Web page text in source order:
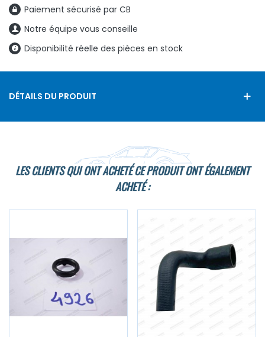
Paiement sécurisé par CB
Notre équipe vous conseille
Disponibilité réelle des pièces en stock
DÉTAILS DU PRODUIT
LES CLIENTS QUI ONT ACHETÉ CE PRODUIT ONT ÉGALEMENT
ACHETÉ :